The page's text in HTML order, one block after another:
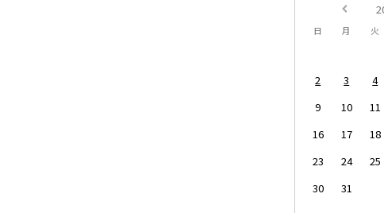
日 月 火
2
3 4
9
10 11
16
17 18
23
24 25
30
31